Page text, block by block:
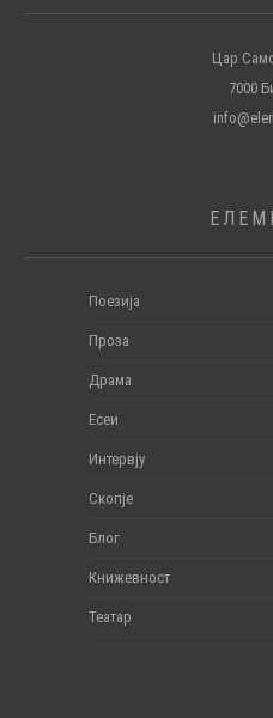
Цар
7000
Поезија
Проза
Драма
Есеи
Интервју
Скопје
Блог
Книжевност
Театар